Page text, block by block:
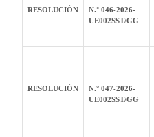
RESOLUCIÓN
N.° 046-2026-
UE002SST/GG
RESOLUCIÓN
N.° 047-2026-
UE002SST/GG